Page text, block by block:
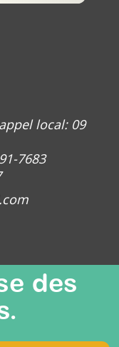
local: 09
7683
des